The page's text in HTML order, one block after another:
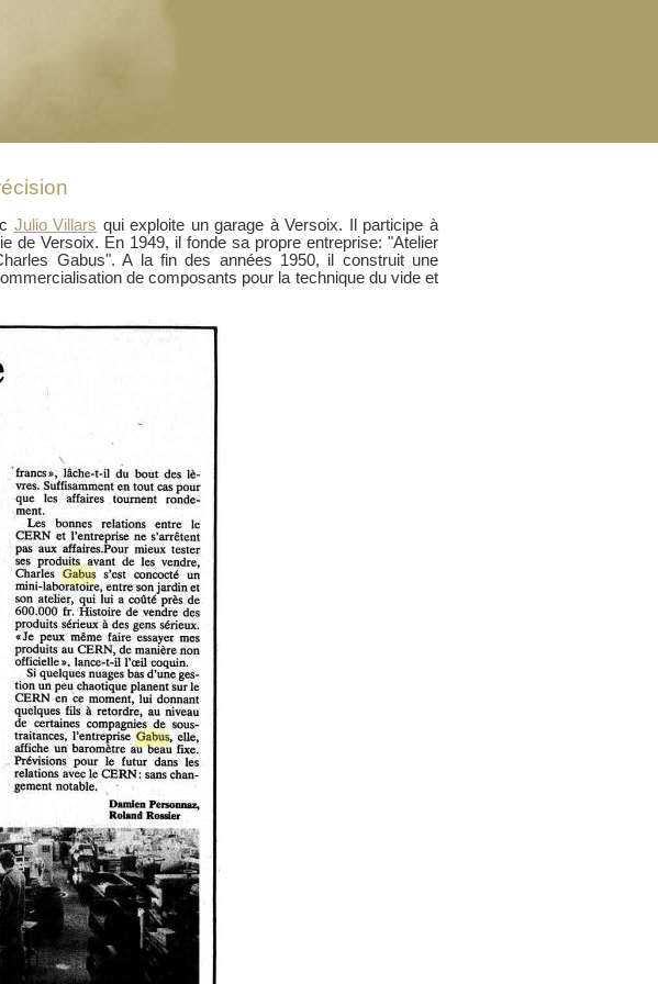
Julio Villars qui exploite un garage à Versoix. Il participe à
de Versoix. En 1949, il fonde sa propre entreprise: "Atelier
Gabus". A la fin des années 1950, il construit une
de composants pour la technique du vide et